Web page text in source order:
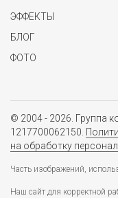
ЭФФЕКТЫ
БЛОГ
ФОТО
© 2004 - 2026. Группа
1217700062150.
на обработку
Часть изображений,
Наш сайт для корректной